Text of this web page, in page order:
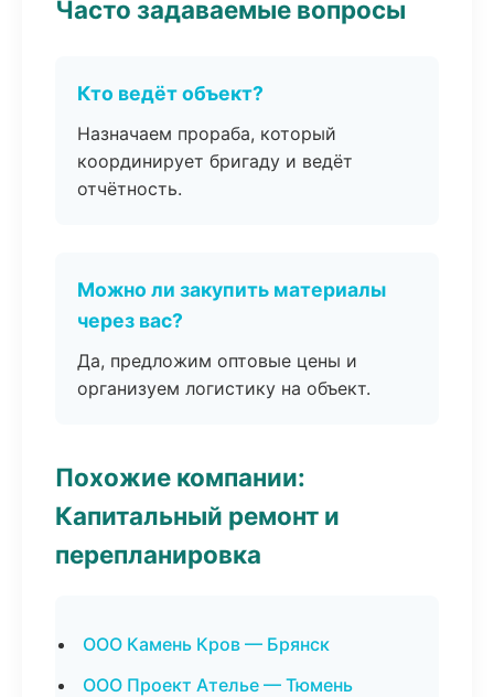
Часто задаваемые вопросы
Кто ведёт объект?
Назначаем прораба, который
координирует бригаду и ведёт
отчётность.
Можно ли закупить материалы
через вас?
Да, предложим оптовые цены и
организуем логистику на объект.
Похожие компании:
Капитальный ремонт и
перепланировка
ООО Камень Кров — Брянск
ООО Проект Ателье — Тюмень